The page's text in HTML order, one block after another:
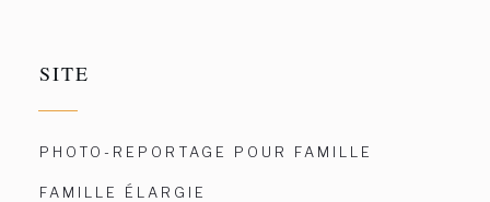
SITE
PHOTO-REPORTAGE POUR FAMILLE
FAMILLE ÉLARGIE